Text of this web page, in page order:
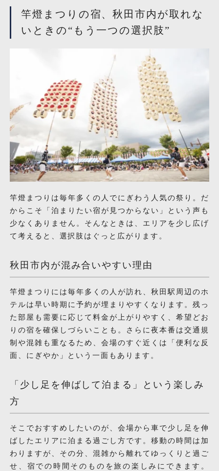
竿燈まつりの宿、秋田市内が取れな
いときの“もう一つの選択肢”
竿燈まつりは毎年多くの人でにぎわう人気の祭り。だ
からこそ「泊まりたい宿が見つからない」という声も
少なくありません。そんなときは、エリアを少し広げ
て考えると、選択肢はぐっと広がります。
秋田市内が混み合いやすい理由
竿燈まつりには毎年多くの人が訪れ、秋田駅周辺のホ
テルは早い時期に予約が埋まりやすくなります。残っ
た部屋も需要に応じて料金が上がりやすく、希望どお
りの宿を確保しづらいことも。さらに夜本番は交通規
制や混雑も重なるため、会場のすぐ近くは「便利な反
面、にぎやか」という一面もあります。
「少し足を伸ばして泊まる」という楽しみ
方
そこでおすすめしたいのが、会場から車で少し足を伸
ばしたエリアに泊まる過ごし方です。移動の時間は加
わりますが、その分、混雑から離れてゆっくりと過ご
せ、宿での時間そのものを旅の楽しみにできます。